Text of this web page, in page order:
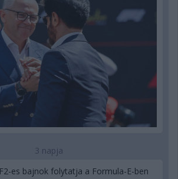
3 napja
es bajnok folytatja a Formula-E-ben